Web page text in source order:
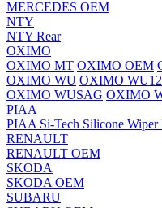
MERCEDES OEM
NTY
NTY Rear
OXIMO
OXIMO MT OXIMO OEM
OXIMO WU OXIMO WU12
OXIMO WUSAG OXIMO
PIAA
PIAA Si-Tech Silicone Wiper
RENAULT
RENAULT OEM
SKODA
SKODA OEM
SUBARU